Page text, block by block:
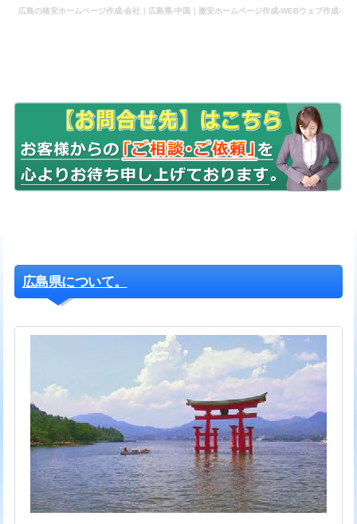
広島の格安ホームページ作成-会社｜広島県-中国｜激安ホームページ作成-WEBウェブ作成-
広島県について。